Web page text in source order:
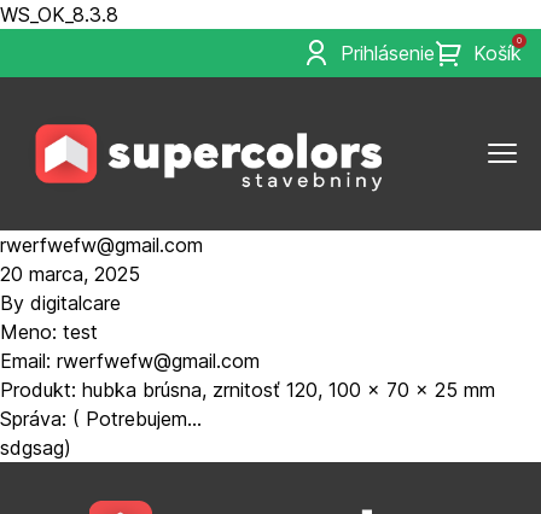
WS_OK_8.3.8
Prihlásenie
0
Košík
rwerfwefw@gmail.com
20 marca, 2025
By digitalcare
Meno: test
Email: rwerfwefw@gmail.com
Produkt: hubka brúsna, zrnitosť 120, 100 x 70 x 25 mm
Správa: ( Potrebujem…
sdgsag)